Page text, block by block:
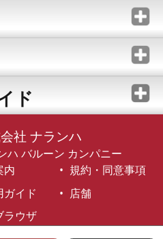
ド
社 ナランハ
ハ バルーン カンパニー
内
規約・同意事項
ガイド
店舗
ラウザ
Inc. All Rights Reserved.